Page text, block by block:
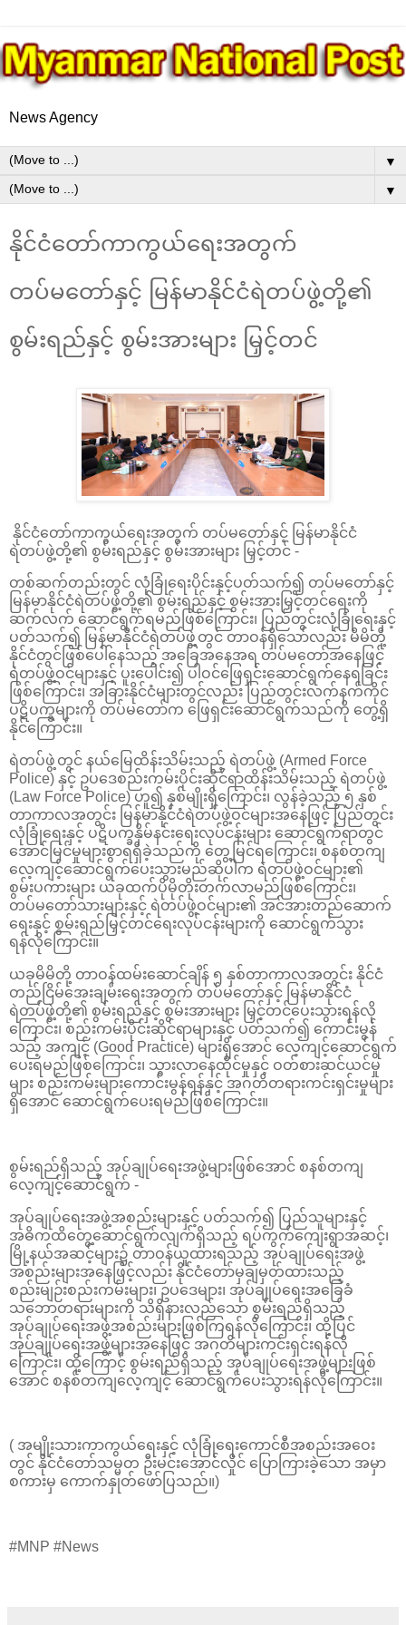
News Agency
▼
▼
နိုင်ငံတော်ကာကွယ်ရေးအတွက်
တပ်မတော်နှင့် မြန်မာနိုင်ငံရဲတပ်ဖွဲ့တို့၏
စွမ်းရည်နှင့် စွမ်းအားများ မြှင့်တင်
နိုင်ငံတော်ကာကွယ်ရေးအတွက် တပ်မတော်နှင့် မြန်မာနိုင်ငံ
ရဲတပ်ဖွဲ့တို့၏ စွမ်းရည်နှင့် စွမ်းအားများ မြှင့်တင် -
တစ်ဆက်တည်းတွင် လုံခြုံရေးပိုင်းနှင့်ပတ်သက်၍ တပ်မတော်နှင့်
မြန်မာနိုင်ငံရဲတပ်ဖွဲ့တို့၏ စွမ်းရည်နှင့် စွမ်းအားမြှင့်တင်ရေးကို
ဆက်လက် ဆောင်ရွက်ရမည်ဖြစ်ကြောင်း၊ ပြည်တွင်းလုံခြုံရေးနှင့်
ပတ်သက်၍ မြန်မာနိုင်ငံရဲတပ်ဖွဲ့တွင် တာဝန်ရှိသော်လည်း မိမိတို့
နိုင်ငံတွင်ဖြစ်ပေါ်နေသည့် အခြေအနေအရ တပ်မတော်အနေဖြင့်
ရဲတပ်ဖွဲ့ဝင်များနှင့် ပူးပေါင်း၍ ပါဝင်ဖြေရှင်းဆောင်ရွက်နေရခြင်း
ဖြစ်ကြောင်း၊ အခြားနိုင်ငံများတွင်လည်း ပြည်တွင်းလက်နက်ကိုင်
ပဋိပက္ခများကို တပ်မတော်က ဖြေရှင်းဆောင်ရွက်သည်ကို တွေ့ရှိ
နိုင်ကြောင်း။
ရဲတပ်ဖွဲ့တွင် နယ်မြေထိန်းသိမ်းသည့် ရဲတပ်ဖွဲ့ (Armed Force
Police) နှင့် ဥပဒေစည်းကမ်းပိုင်းဆိုင်ရာထိန်းသိမ်းသည့် ရဲတပ်ဖွဲ့
(Law Force Police) ဟူ၍ နှစ်မျိုးရှိကြောင်း၊ လွန်ခဲ့သည့် ၅ နှစ်
တာကာလအတွင်း မြန်မာနိုင်ငံရဲတပ်ဖွဲ့ဝင်များအနေဖြင့် ပြည်တွင်း
လုံခြုံရေးနှင့် ပဋိပက္ခနှိမ်နင်းရေးလုပ်ငန်းများ ဆောင်ရွက်ရာတွင်
အောင်မြင်မှုများစွာရရှိခဲ့သည်ကို တွေ့မြင်ရကြောင်း၊ စနစ်တကျ
လေ့ကျင့်ဆောင်ရွက်ပေးသွားမည်ဆိုပါက ရဲတပ်ဖွဲ့ဝင်များ၏
စွမ်းပကားများ ယခုထက်ပိုမိုတိုးတက်လာမည်ဖြစ်ကြောင်း၊
တပ်မတော်သားများနှင့် ရဲတပ်ဖွဲ့ဝင်များ၏ အင်အားတည်ဆောက်
ရေးနှင့် စွမ်းရည်မြှင့်တင်ရေးလုပ်ငန်းများကို ဆောင်ရွက်သွား
ရန်လိုကြောင်း။
ယခုမိမိတို့ တာဝန်ထမ်းဆောင်ချိန် ၅ နှစ်တာကာလအတွင်း နိုင်ငံ
တည်ငြိမ်အေးချမ်းရေးအတွက် တပ်မတော်နှင့် မြန်မာနိုင်ငံ
ရဲတပ်ဖွဲ့တို့၏ စွမ်းရည်နှင့် စွမ်းအားများ မြှင့်တင်ပေးသွားရန်လို
ကြောင်း၊ စည်းကမ်းပိုင်းဆိုင်ရာများနှင့် ပတ်သက်၍ ကောင်းမွန်
သည့် အကျင့် (Good Practice) များရှိအောင် လေ့ကျင့်ဆောင်ရွက်
ပေးရမည်ဖြစ်ကြောင်း၊ သွားလာနေထိုင်မှုနှင့် ဝတ်စားဆင်ယင်မှု
များ စည်းကမ်းများကောင်းမွန်ရန်နှင့် အဂတိတရားကင်းရှင်းမှုများ
ရှိအောင် ဆောင်ရွက်ပေးရမည်ဖြစ်ကြောင်း။
စွမ်းရည်ရှိသည့် အုပ်ချုပ်ရေးအဖွဲ့များဖြစ်အောင် စနစ်တကျ
လေ့ကျင့်ဆောင်ရွက် -
အုပ်ချုပ်ရေးအဖွဲ့အစည်းများနှင့် ပတ်သက်၍ ပြည်သူများနှင့်
အဓိကထိတွေ့ဆောင်ရွက်လျက်ရှိသည့် ရပ်ကွက်ကျေးရွာအဆင့်၊
မြို့နယ်အဆင့်များ၌ တာဝန်ယူထားရသည့် အုပ်ချုပ်ရေးအဖွဲ့
အစည်းများအနေဖြင့်လည်း နိုင်ငံတော်မှချမှတ်ထားသည့်
စည်းမျဉ်းစည်းကမ်းများ၊ ဥပဒေများ၊ အုပ်ချုပ်ရေးအခြေခံ
သဘောတရားများကို သိရှိနားလည်သော စွမ်းရည်ရှိသည့်
အုပ်ချုပ်ရေးအဖွဲ့အစည်းများဖြစ်ကြရန်လိုကြောင်း၊ ထို့ပြင်
အုပ်ချုပ်ရေးအဖွဲ့များအနေဖြင့် အဂတိများကင်းရှင်းရန်လို
ကြောင်း၊ ထို့ကြောင့် စွမ်းရည်ရှိသည့် အုပ်ချုပ်ရေးအဖွဲ့များဖြစ်
အောင် စနစ်တကျလေ့ကျင့် ဆောင်ရွက်ပေးသွားရန်လိုကြောင်း။
( အမျိုးသားကာကွယ်ရေးနှင့် လုံခြုံရေးကောင်စီအစည်းအဝေး
တွင် နိုင်ငံတော်သမ္မတ ဦးမင်းအောင်လှိုင် ပြောကြားခဲ့သော အမှာ
စကားမှ ကောက်နှုတ်ဖော်ပြသည်။)
#MNP #News